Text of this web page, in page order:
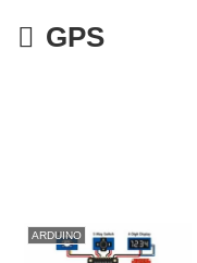
GPS
ARDUINO